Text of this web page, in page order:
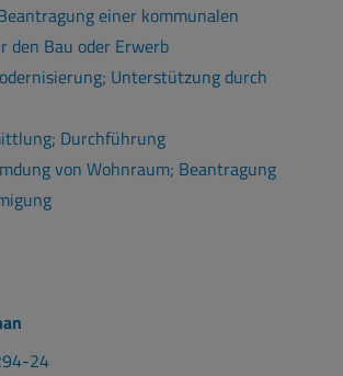
einer kommunalen
den Bau oder Erwerb
Unterstützung durch
Durchführung
von Wohnraum; Beantragung
24